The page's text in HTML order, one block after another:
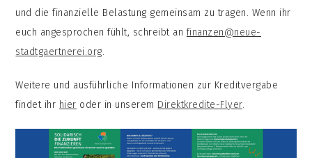
und die finanzielle Belastung gemeinsam zu tragen. Wenn ihr
euch angesprochen fühlt, schreibt anfinanzen@neue-
stadtgaertnerei.org.
Weitere und ausführliche Informationen zur Kreditvergabe
findet ihr hier oder in unserem Direktkredite-Flyer.